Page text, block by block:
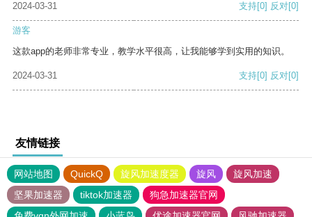
2024-03-31
支持[0] 反对[0]
游客
这款app的老师非常专业，教学水平很高，让我能够学到实用的知识。
2024-03-31 支持[0] 反对[0]
友情链接
网站地图 QuickQ 旋风加速度器 旋风
旋风加速
坚果加速器
tiktok加速器
狗急加速器官网